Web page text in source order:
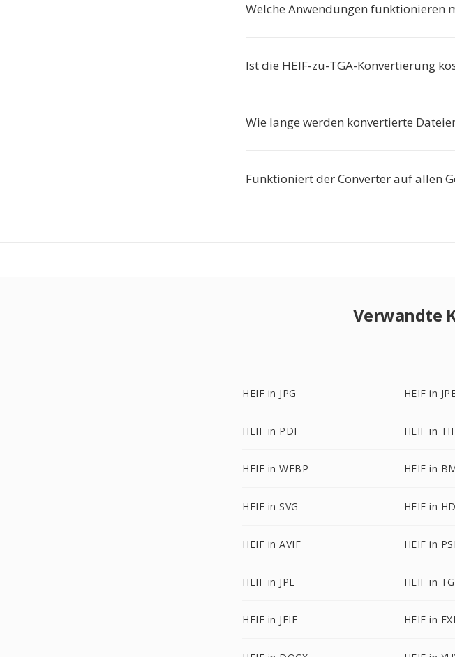
Welche Anwendungen funktionieren
Ist die HEIF-zu-TGA-Konvertierung
Wie lange werden konvertierte
Funktioniert der Converter auf allen
Verwandte
HEIF in JPG HEIF in
HEIF in PDF HEIF in
HEIF in WEBP HEIF in
HEIF in SVG HEIF in
HEIF in AVIF HEIF in
HEIF in JPE HEIF in
HEIF in JFIF HEIF in